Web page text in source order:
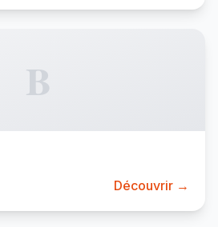
B
Découvrir →